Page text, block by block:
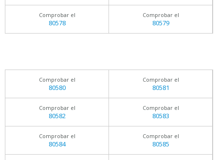
Comprobar el
80578
Comprobar el
80579
Comprobar el
80580
Comprobar el
80581
Comprobar el
80582
Comprobar el
80583
Comprobar el
80584
Comprobar el
80585